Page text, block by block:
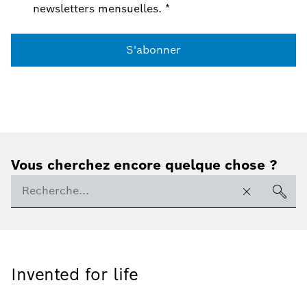
newsletters mensuelles. *
S'abonner
Vous cherchez encore quelque chose ?
Invented for life